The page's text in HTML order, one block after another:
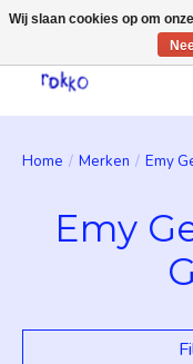
Home / Merken / Emy
Emy
Wij slaan cookies op om